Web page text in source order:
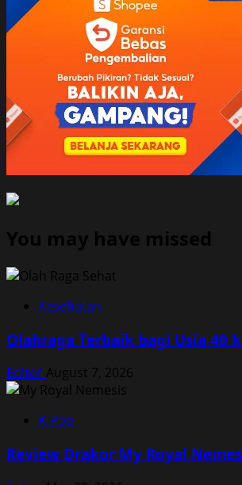
You may have missed
Kesehatan
Olahraga Terbaik bagi Usia 40
Editor August 7, 2026
K-Pop
Review Drakor My Royal